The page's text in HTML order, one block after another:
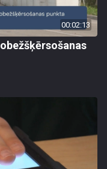
00:02:13